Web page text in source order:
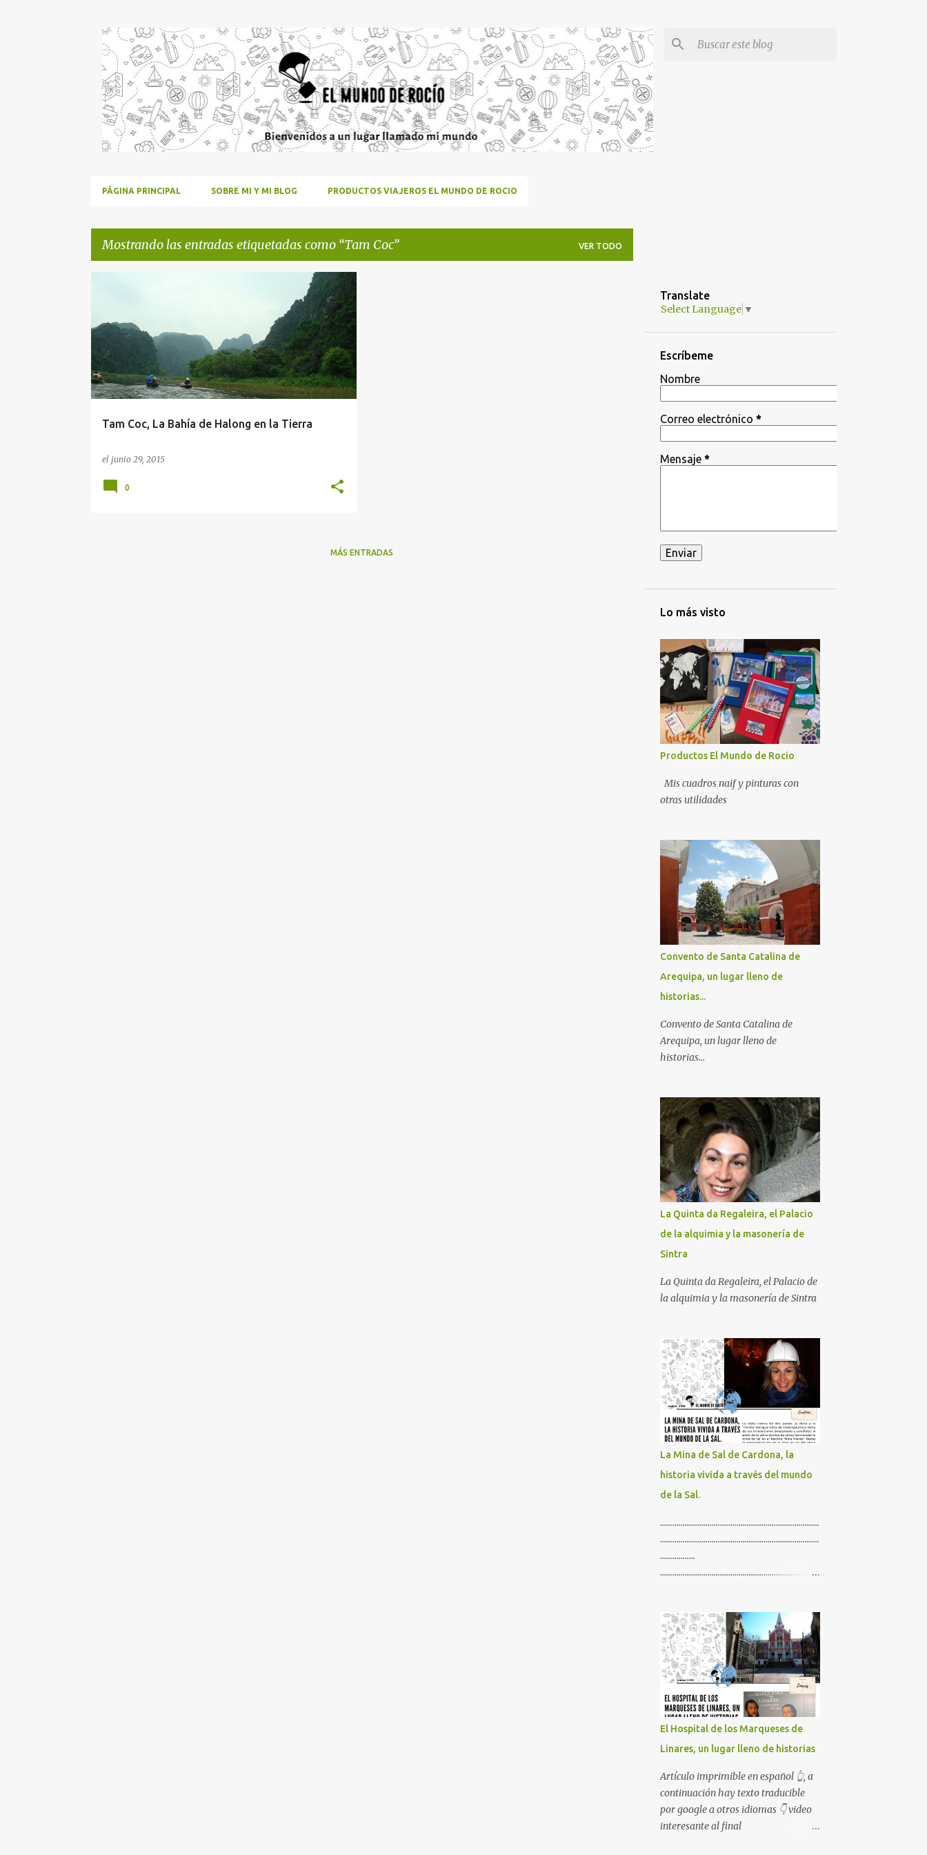
PÁGINA PRINCIPAL SOBRE MI Y MI BLOG PRODUCTOS VIAJEROS EL MUNDO DE ROCIO
Mostrando las entradas etiquetadas como Tam Coc VER TODO
t
r
a
d
Tam Coc, La Bahía de Halong en la Tierra
el junio 29, 2015
0
MÁS ENTRADAS
Translate
Select Language ▼
Escríbeme
Nombre
Correo electrónico *
Mensaje *
Lo más visto
Productos El Mundo de Rocio
Mis cuadros naif y pinturas con
otras utilidades
Convento de Santa Catalina de
Arequipa, un lugar lleno de
historias...
Convento de Santa Catalina de
Arequipa, un lugar lleno de
historias...
La Quinta da Regaleira, el Palacio
de la alquimia y la masonería de
Sintra
La Quinta da Regaleira, el Palacio de
la alquimia y la masonería de Sintra
La Mina de Sal de Cardona, la
historia vivida a través del mundo
de la Sal.
.............................................................................
.............................................................................
.................
.............................................................................
español 👆, a continuación hay texto
traducible por google a otros
idiomas 👇 video interesante al final
😉
El Hospital de los Marqueses de
Linares, un lugar lleno de historias
Artículo imprimible en español 👆, a
continuación hay texto traducible
por google a otros idiomas 👇 video
interesante al final